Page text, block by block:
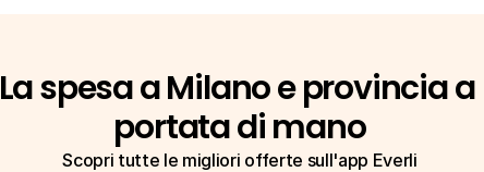
La spesa a Milano e provincia a
portata di mano
Scopri tutte le migliori offerte sull'app Everli